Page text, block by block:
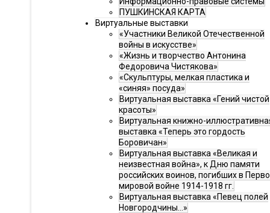
ПУШКИНСКАЯ КАРТА
Виртуальные выставки
«Участники Великой Отечественной
войны в искусстве»
«Жизнь и творчество Антонина
Федоровича Чистякова»
«Скульптуры, мелкая пластика и
«синяя» посуда»
Виртуальная выставка «Гений чистой
красоты»
Виртуальная книжно-
выставка «Теперь это гордость
Боровичан»
Виртуальная выставка «Великая и
неизвестная война», к Дню памяти
российских воинов, погибших в
мировой войне 1914-1918 гг.
Виртуальная выставка «Певец полей
Новгородчины…»